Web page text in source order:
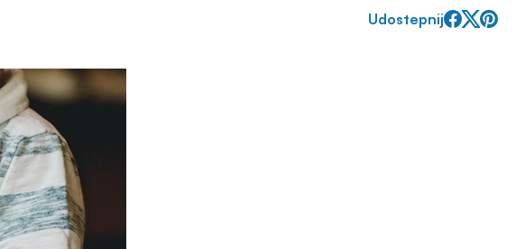
Udostepnij